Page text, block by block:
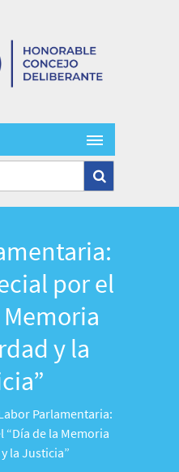
por el
y la
Parlamentaria:
“Día de la Memoria
la Justicia”